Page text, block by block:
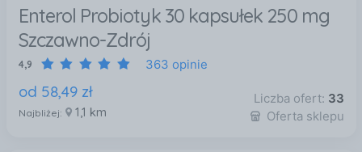
Enterol Probiotyk 30 kapsułek 250 mg
Szczawno-Zdrój
4,9 363 opinie
od 58,49 zł
Najbliżej: 1,1 km
Liczba ofert: 33
Oferta sklepu